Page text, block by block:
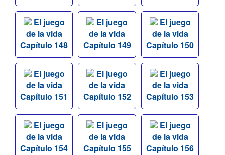
El juego
de la vida
Capítulo 148
El juego
de la vida
Capítulo 149
El juego
de la vida
Capítulo 150
El juego
de la vida
Capítulo 151
El juego
de la vida
Capítulo 152
El juego
de la vida
Capítulo 153
El juego
de la vida
Capítulo 154
El juego
de la vida
Capítulo 155
El juego
de la vida
Capítulo 156